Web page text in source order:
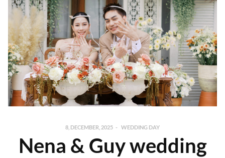
8, DECEMBER, 2025 WEDDING DAY
Nena & Guy wedding